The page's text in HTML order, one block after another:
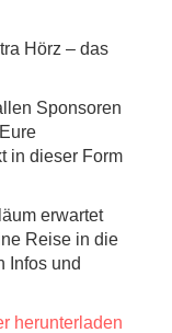
Hörz – das
Sponsoren
in dieser Form
erwartet
Reise in die
Infos und
herunterladen